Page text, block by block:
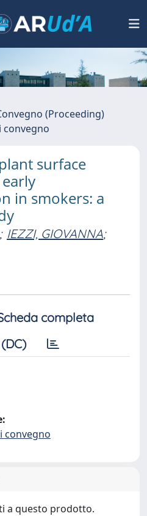
(Proceeding)
convegno
surface
in smokers: a
; IEZZI, GIOVANNA;
completa
convegno
a questo prodotto.